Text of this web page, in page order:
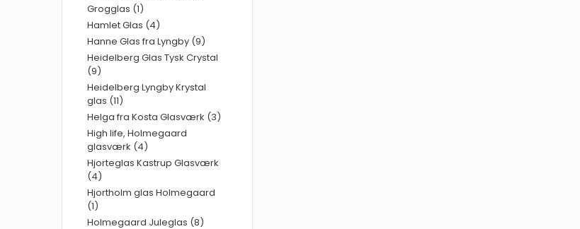
Grogglas (1)
Hamlet Glas (4)
Hanne Glas fra Lyngby (9)
Heidelberg Glas Tysk Crystal
(9)
Heidelberg Lyngby Krystal
glas (11)
Helga fra Kosta Glasværk (3)
High life, Holmegaard
glasværk (4)
Hjorteglas Kastrup Glasværk
(4)
Hjortholm glas Holmegaard
(1)
Holmegaard Juleglas (8)